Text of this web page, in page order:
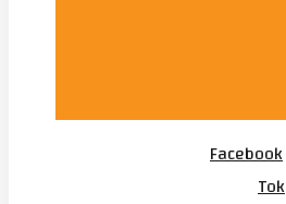
Facebook
Tok